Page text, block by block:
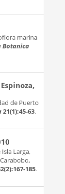
marina
Botanica
de Puerto
21(1):45-63.
Larga,
185.